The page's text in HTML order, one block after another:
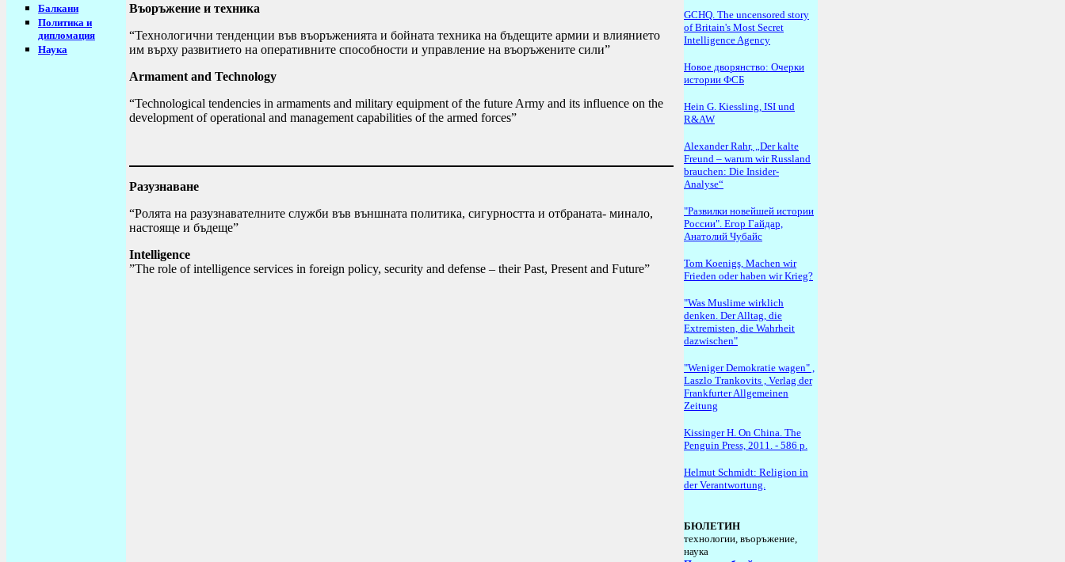
Балкани
Политика и
дипломация
Наука
Въоръжение и техника
“Технологични тенденции във въоръженията и бойната техника на бъдещите армии и влиянието
им върху развитието на оперативните способности и управление на въоръжените сили”
Armament and Technology
“Technological tendencies in armaments and military equipment of the future Army and its influence on the
development of operational and management capabilities of the armed forces”
Разузнаване
“Ролята на разузнавателните служби във външната политика, сигурността и отбраната- минало,
настояще и бъдеще”
Intelligence
”The role of intelligence services in foreign policy, security and defense – their Past, Present and Future”
GCHQ. The uncensored story
of Britain's Most Secret
Intelligence Agency
Новое дворянство: Очерки
истории ФСБ
Hein G. Kiessling, ISI und
R&AW
Alexander Rahr, „Der kalte
Freund – warum wir Russland
brauchen: Die Insider-
Analyse“
"Развилки новейшей истории
России". Егор Гайдар,
Анатолий Чубайс
Tom Koenigs, Machen wir
Frieden oder haben wir Krieg?
"Was Muslime wirklich
denken. Der Alltag, die
Extremisten, die Wahrheit
dazwischen"
"Weniger Demokratie wagen" ,
Laszlo Trankovits , Verlag der
Frankfurter Allgemeinen
Zeitung
Kissinger H. On China. The
Penguin Press, 2011. - 586 p.
Helmut Schmidt: Religion in
der Verantwortung.
БЮЛЕТИН
технологии, въоръжение,
наука